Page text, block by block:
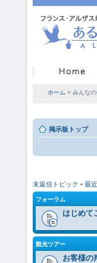
ホーム > みんな
掲示板トップ
未返信トピック • 最
フォーラム
はじめて
観光ツアー
お客様の